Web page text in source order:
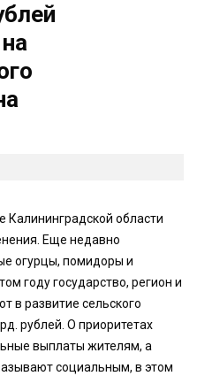
Калининградской области
Еще недавно
огурцы, помидоры и
году государство, регион и
в развитие сельского
рублей. О приоритетах
выплаты жителям, а
социальным, в этом